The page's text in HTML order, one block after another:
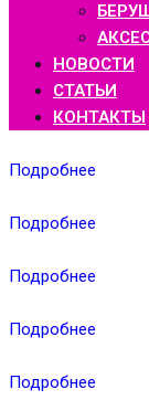
НОВОСТИ
СТАТЬИ
КОНТАКТЫ
Подробнее
Подробнее
Подробнее
Подробнее
Подробнее